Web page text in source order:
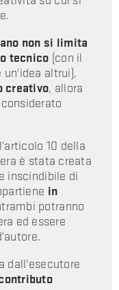
non si limita
tecnico (con il
altrui),
creativo, allora
10 della
è stata creata
inscindibile di
in
potranno
ed essere
dall'esecutore